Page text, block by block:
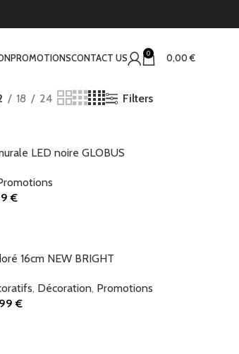
PROMOTIONSCONTACT US 0 0,00€
18 24 Filters
LED noire GLOBUS
€
16cm NEW BRIGHT
, Décoration, Promotions
€